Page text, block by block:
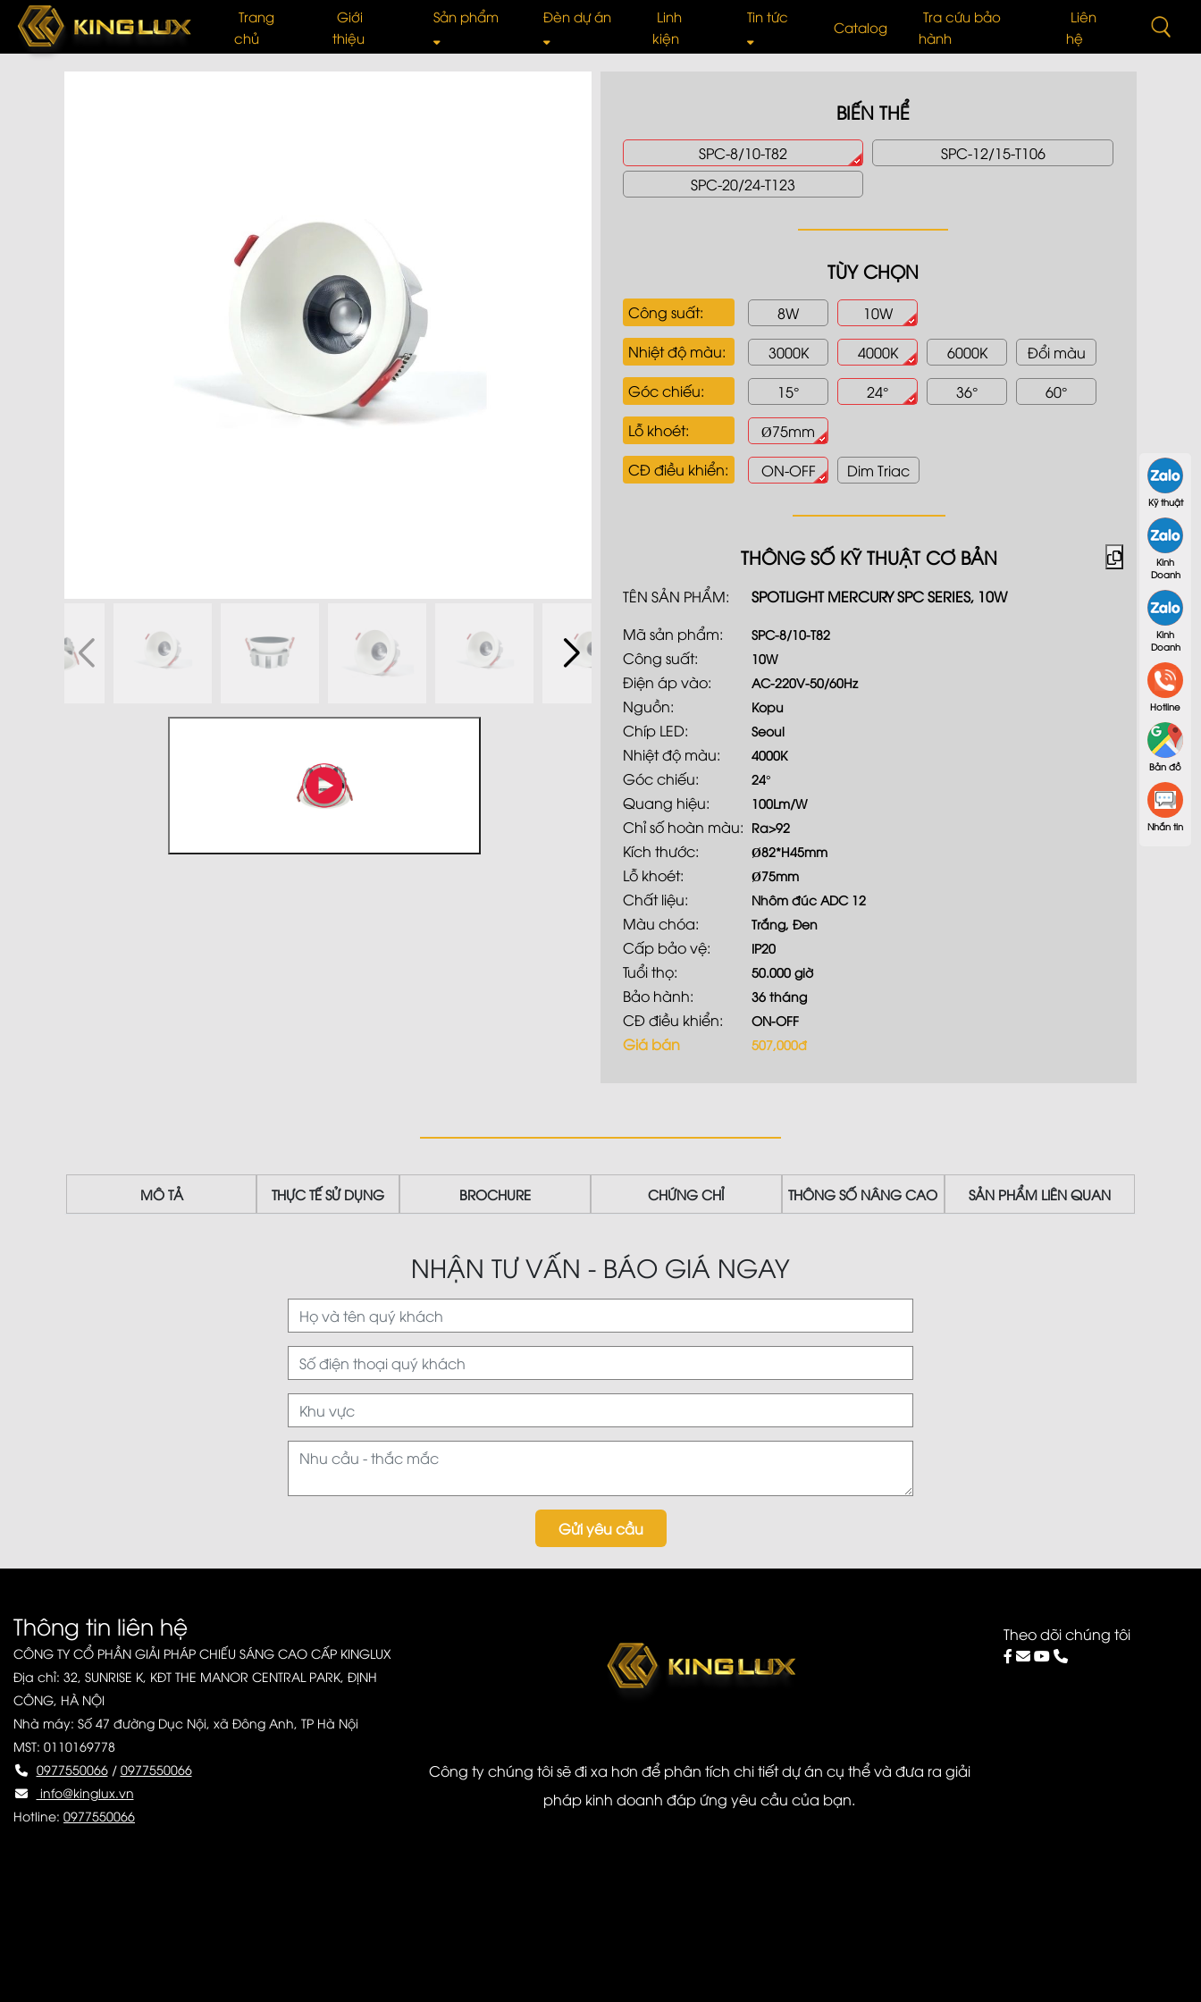
Trang
chủ
Giới
thiệu
Sản phẩm
Ray nam châm siêu mỏng DOWNLIGHT Tán Quang
LED Dây
Đèn ốp trần
Đèn dự án
Đèn Downlight
Đèn ống bơ
Đèn cảnh quan
Đèn gắn tường
Đèn chiếu điểm gắn trần
Đèn EXIT
Linh
kiện
Tin tức
Tư Vấn Lựa Chọn Sản Phẩm
Giới Thiệu Sản Phẩm
Kiến thức cơ bản về LED
TIN TỨC BÁO CHÍ
Công trình đã triển khai
Catalog
Tra cứu bảo
hành
Liên
hệ
BIẾN THỂ
SPC-8/10-T82
SPC-12/15-T106
SPC-20/24-T123
TÙY CHỌN
Công suất: 8W
10W
Nhiệt độ màu:
3000K 4000K 6000K
Đổi màu
Góc chiếu:
15° 24° 36°
60°
Lỗ khoét:
Ø75mm
CĐ điều khiển:
ON-OFF Dim Triac
THÔNG SỐ KỸ THUẬT CƠ BẢN
TÊN SẢN PHẨM:
SPOTLIGHT MERCURY SPC SERIES, 10W
Mã sản phẩm:
SPC-8/10-T82
Công suất: 10W
Điện áp vào: AC-220V-50/60Hz
Nguồn: Kopu
Chíp LED: Seoul
Nhiệt độ màu: 4000K
Góc chiếu: 24°
Quang hiệu: 100Lm/W
Chỉ số hoàn màu: Ra>92
Kích thước: Ø82*H45mm
Lỗ khoét: Ø75mm
Chất liệu: Nhôm đúc ADC 12
Màu chóa: Trắng, Đen
Cấp bảo vệ: IP20
Tuổi thọ: 50.000 giờ
Bảo hành: 36 tháng
CĐ điều khiển: ON-OFF
Giá bán 507,000đ
MÔ TẢ THỰC TẾ SỬ DỤNG BROCHURE CHỨNG CHỈ THÔNG SỐ NÂNG CAO SẢN PHẨM LIÊN QUAN
NHẬN TƯ VẤN - BÁO GIÁ NGAY
Gửi yêu cầu
Công ty chúng tôi sẽ đi xa hơn để phân tích chi tiết dự án cụ thể và đưa ra giải
pháp kinh doanh đáp ứng yêu cầu của bạn.
Thông tin liên hệ
CÔNG TY CỔ PHẦN GIẢI PHÁP CHIẾU SÁNG CAO CẤP KINGLUX
Địa chỉ: 32, SUNRISE K, KĐT THE MANOR CENTRAL PARK, ĐỊNH
CÔNG, HÀ NỘI
Nhà máy: Số 47 đường Dục Nội, xã Đông Anh, TP Hà Nội
MST: 0110169778
0977550066/ 0977550066
info@kinglux.vn
Hotline: 0977550066
Theo dõi chúng tôi
Kỹ thuật
Kinh
Doanh
Kinh
Doanh
Hotline
Bản đồ
Nhắn tin